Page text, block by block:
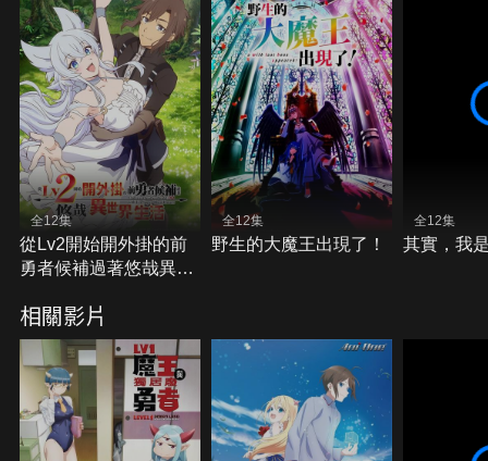
全12集
從Lv2開始開外掛的前
勇者候補過著悠哉異世
全12集
野生的大魔王出現了！
全12集
其實，我
相關影片